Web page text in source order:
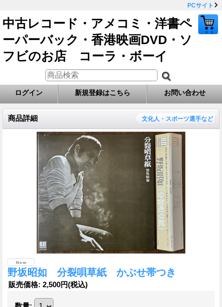
PCサイト
中古レコード・アメコミ・洋書ペ
ーパーバック・香港映画DVD・ソ
フビのお店 コーラ・ボーイ
ログイン 新規登録はこちら お問い合わせ
商品詳細 文化人・スポーツ選手など
野坂昭如 分裂唄草紙 かぶせ帯つき
販売価格: 2,500円(税込)